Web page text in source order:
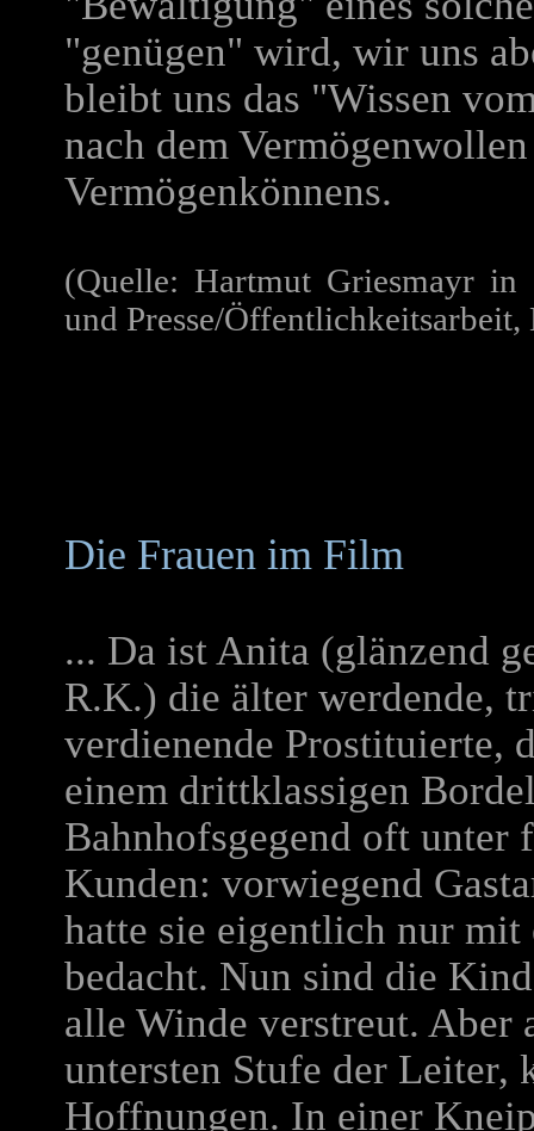
"genügen" wird, wir uns
bleibt uns das "Wissen
nach dem
Vermögenkönnens.
(Quelle: Hartmut Griesmayr
und Presse/
Die Frauen im Film
... Da ist Anita (glänzend
R.K.) die älter werdende,
verdienende Prostituierte,
einem drittklassigen
Bahnhofsgegend oft unter
Kunden: vorwiegend
hatte sie eigentlich nur mit
bedacht. Nun sind die
alle Winde verstreut. Aber
untersten Stufe der Leiter,
Hoffnungen. In einer